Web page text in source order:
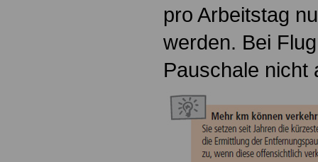
pro Arbeitstag
werden. Bei
Pauschale nicht